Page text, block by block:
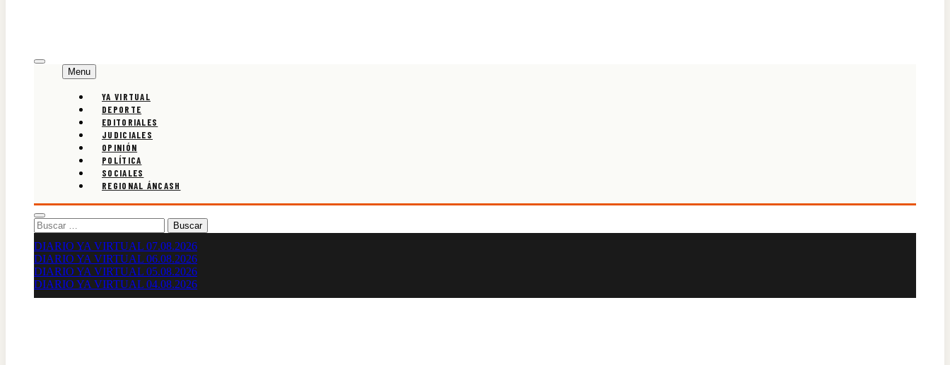
Menu
YA VIRTUAL
DEPORTE
EDITORIALES
JUDICIALES
OPINIÓN
POLÍTICA
SOCIALES
REGIONAL ÁNCASH
Buscar:
DIARIO YA VIRTUAL 07.08.2026
DIARIO YA VIRTUAL 06.08.2026
DIARIO YA VIRTUAL 05.08.2026
DIARIO YA VIRTUAL 04.08.2026